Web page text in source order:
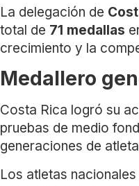
La delegación de
total de 71 medallas
crecimiento y la
Medallero
Costa Rica logró su
pruebas de medio
generaciones de
Los atletas